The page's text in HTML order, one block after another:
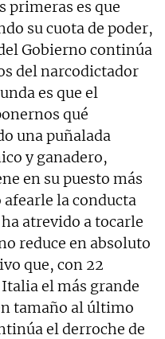
primeras es que
su cuota de poder,
Gobierno continúa
del narcodictador
es que el
qué
una puñalada
y ganadero,
en su puesto más
la conducta
atrevido a tocarle
reduce en absoluto
que, con 22
el más grande
tamaño al último
el derroche de